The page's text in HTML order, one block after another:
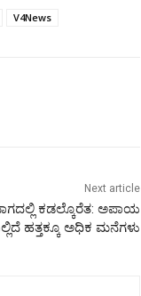
V4News
Next article
ಕಡಲ್ಕೊರೆತ: ಅಪಾಯ
ಹತ್ತಕ್ಕೂ ಅಧಿಕ ಮನೆಗಳು